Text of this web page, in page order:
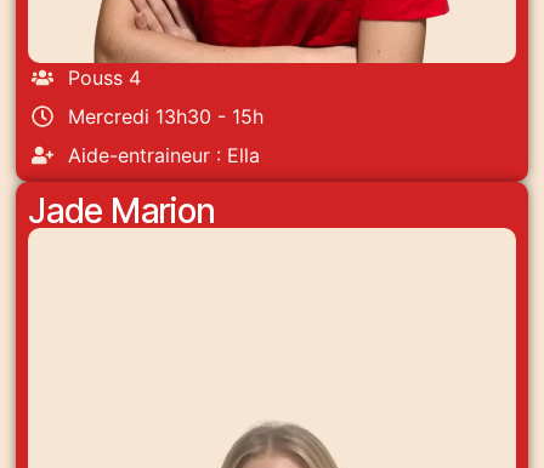
Pouss 4
Mercredi 13h30 - 15h
Aide-entraineur : Ella
Jade Marion